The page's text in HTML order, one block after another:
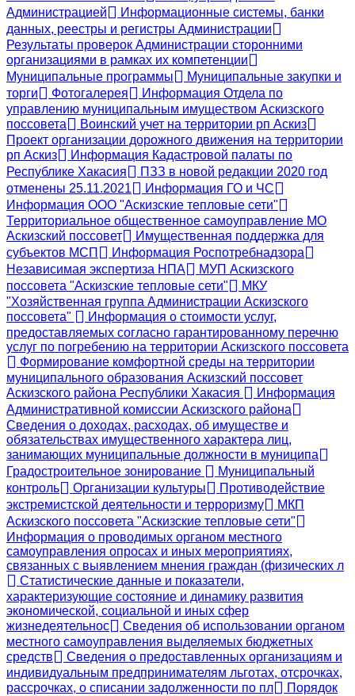
Администрацией
Информационные системы, банки
данных, реестры и регистры Администрации
Результаты проверок Администрации сторонними
организациями в рамках их компетенции
Муниципальные программы
Муниципальные закупки и
торги
Фотогалерея
Информация Отдела по
управлению муниципальным имуществом Аскизского
поссовета
Воинский учет на территории рп Аскиз
Проект организации дорожного движения на территории
рп Аскиз
Информация Кадастровой палаты по
Республике Хакасия
ПЗЗ в новой редакции 2020 год
отменены 25.11.2021
Информация ГО и ЧС
Информация ООО "Аскизские тепловые сети"
Территориальное общественное самоуправление МО
Аскизский поссовет
Имущественная поддержка для
субъектов МСП
Информация Роспотребнадзора
Независимая экспертиза НПА
МУП Аскизского
поссовета "Аскизские тепловые сети"
МКУ
"Хозяйственная группа Администрации Аскизского
поссовета"
Информация о стоимости услуг,
предоставляемых согласно гарантированному перечню
услуг по погребению на территории Аскизского поссовета
Формирование комфортной среды на территории
муниципального образования Аскизский поссовет
Аскизского района Республики Хакасия
Информация
Административной комиссии Аскизского района
Сведения о доходах, расходах, об имуществе и
обязательствах имущественного характера лиц,
занимающих муниципальные должности в муниципа
Градостроительное зонирование
Муниципальный
контроль
Организации культуры
Противодействие
экстремистской деятельности и терроризму
МКП
Аскизского поссовета "Аскизские тепловые сети"
Информация о проводимых органом местного
самоуправления опросах и иных мероприятиях,
связанных с выявлением мнения граждан (физических л
Статистические данные и показатели,
характеризующие состояние и динамику развития
экономической, социальной и иных сфер
жизнедеятельнос
Сведения об использовании органом
местного самоуправления выделяемых бюджетных
средств
Сведения о предоставленных организациям и
индивидуальным предпринимателям льготах, отсрочках,
рассрочках, о списании задолженности по пл
Порядок